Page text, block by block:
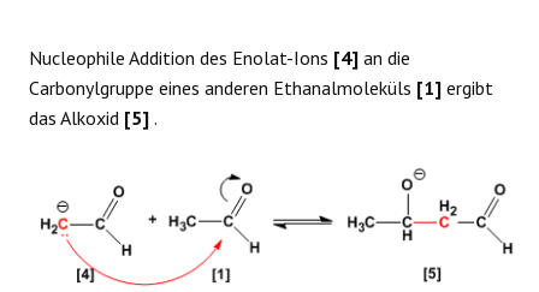
Nucleophile Addition des Enolat-Ions [4] an die
Carbonylgruppe eines anderen Ethanalmoleküls [1] ergibt
das Alkoxid [5] .